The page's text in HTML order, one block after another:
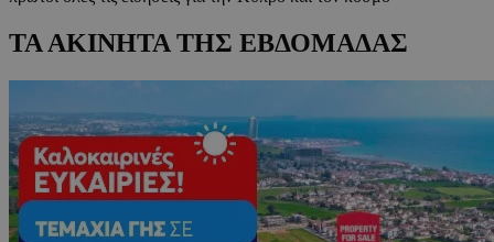
ΤΑ ΑΚΙΝΗΤΑ ΤΗΣ ΕΒΔΟΜΑΔΑΣ